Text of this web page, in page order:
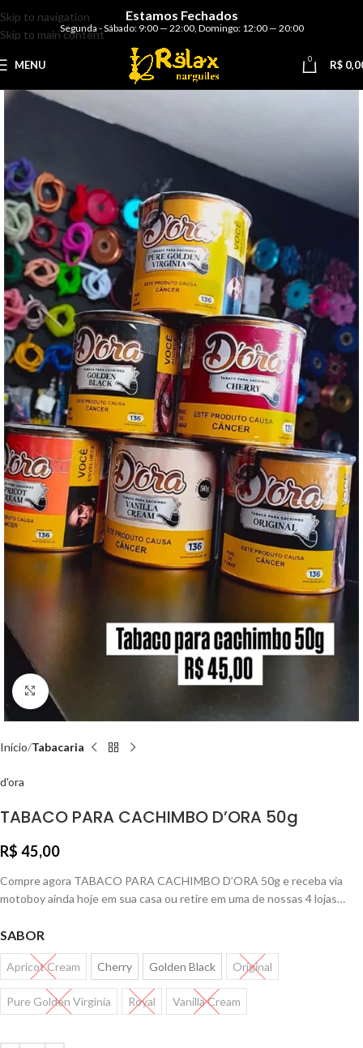
Skip to navigation
Skip to main content
Estamos Fechados
Segunda - Sábado: 9:00 — 22:00, Domingo: 12:00 — 20:00
MENU 0 R$
Clique para ampliar
Início Tabacaria
d'ora
TABACO PARA CACHIMBO D’ORA 50g
R$ 45,00
Compre agora TABACO PARA CACHIMBO D’ORA 50g e receba via
motoboy ainda hoje em sua casa ou retire em uma de nossas 4 lojas…
SABOR
Apricot Cream Cherry Golden Black Original
Pure Golden Virginia Royal Vanilla Cream